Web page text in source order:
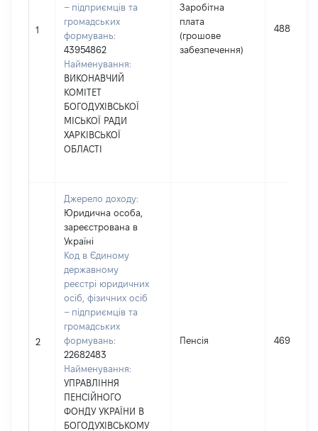
1
– підприємців та
громадських
формувань:
43954862
Найменування:
ВИКОНАВЧИЙ
КОМІТЕТ
БОГОДУХІВСЬКОЇ
МІСЬКОЇ РАДИ
ХАРКІВСЬКОЇ
ОБЛАСТІ
Заробітна
плата
(грошове
забезпечення)
488334
2
Джерело доходу:
Юридична особа,
зареєстрована в
Україні
Код в Єдиному
державному
реєстрі юридичних
осіб, фізичних осіб
– підприємців та
громадських
формувань:
22682483
Найменування:
УПРАВЛІННЯ
ПЕНСІЙНОГО
ФОНДУ УКРАЇНИ В
БОГОДУХІВСЬКОМУ
Пенсія 46908